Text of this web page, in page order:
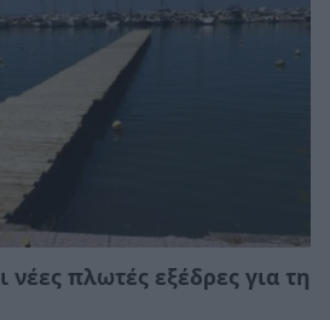
πλωτές εξέδρες για τη